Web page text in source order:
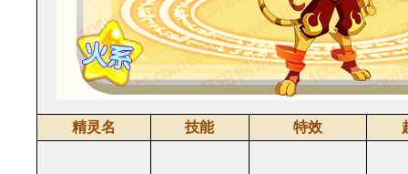
精灵名 技能 特效